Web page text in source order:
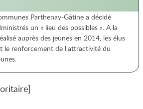
Parthenay-Gâtine a décidé
un « lieu des possibles ». A la
auprès des jeunes en 2014, les élus
le renforcement de l'attractivité du